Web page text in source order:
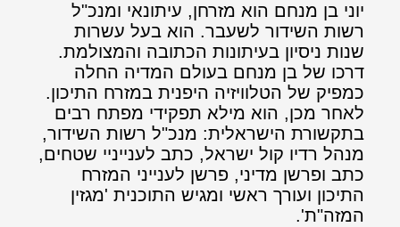
יוני בן מנחם הוא מזרחן, עיתונאי ומנכ"ל
רשות השידור לשעבר. הוא בעל עשרות
שנות ניסיון בעיתונות הכתובה והמצולמת.
דרכו של בן מנחם בעולם המדיה החלה
כמפיק של הטלוויזיה היפנית במזרח התיכון.
לאחר מכן, הוא מילא תפקידי מפתח רבים
בתקשורת הישראלית: מנכ"ל רשות השידור,
מנהל רדיו קול ישראל, כתב לענייניי שטחים,
כתב ופרשן מדיני, פרשן לענייני המזרח
התיכון ועורך ראשי ומגיש התוכנית 'מגזין
המזה"ת'.